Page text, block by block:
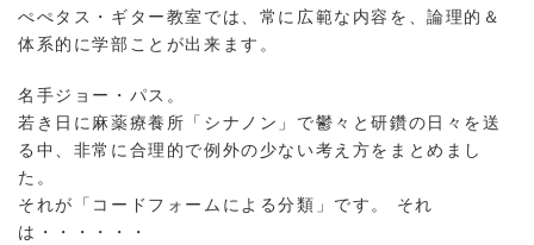
ぺぺタス・ギター教室では、常に広範な内容を、論理的＆
体系的に学部ことが出来ます。
名手ジョー・パス。
若き日に麻薬療養所「シナノン」で鬱々と研鑽の日々を送
る中、非常に合理的で例外の少ない考え方をまとめまし
た。
それが「コードフォームによる分類」です。 それ
は・・・・・・